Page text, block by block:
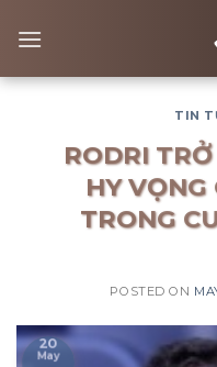
TIN
RODRI
HY VỌNG
TRONG
POSTED ON
20
May